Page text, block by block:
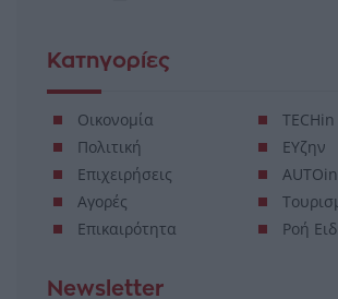
Κατηγορίες
Οικονομία
Πολιτική
Επιχειρήσεις
Αγορές
Επικαιρότητα
TECHin
ΕΥζην
AUTOin
Ροή
Newsletter